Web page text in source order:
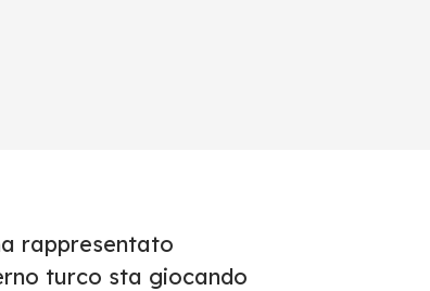
rappresentato
turco sta giocando